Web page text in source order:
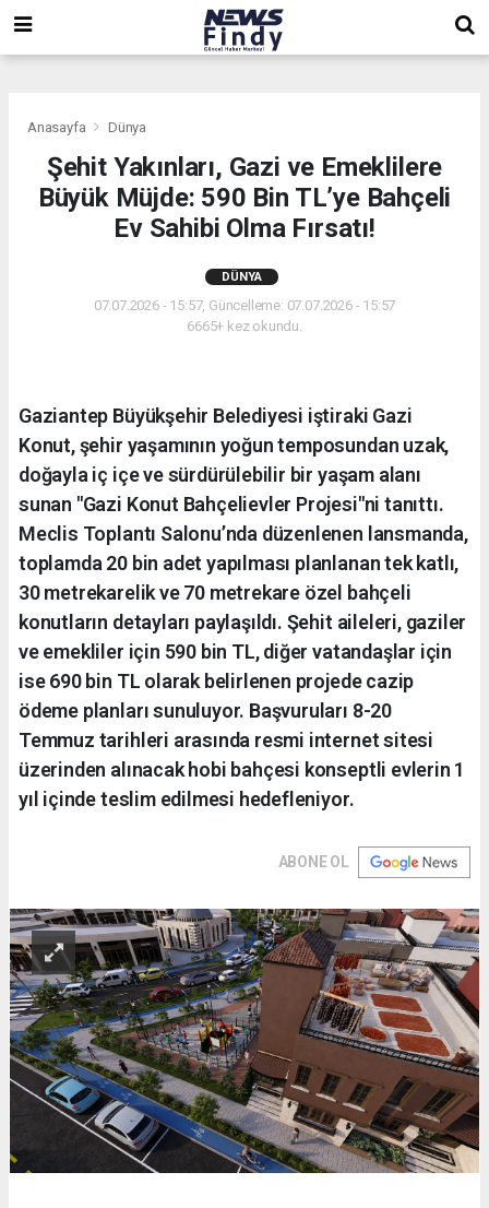
Anasayfa Dünya
Şehit Yakınları, Gazi ve Emeklilere
Büyük Müjde: 590 Bin TL’ye Bahçeli
Ev Sahibi Olma Fırsatı!
DÜNYA
07.07.2026 - 15:57, Güncelleme: 07.07.2026 - 15:57
6665+ kez okundu.
Gaziantep Büyükşehir Belediyesi iştiraki Gazi
Konut, şehir yaşamının yoğun temposundan uzak,
doğayla iç içe ve sürdürülebilir bir yaşam alanı
sunan "Gazi Konut Bahçelievler Projesi"ni tanıttı.
Meclis Toplantı Salonu’nda düzenlenen lansmanda,
toplamda 20 bin adet yapılması planlanan tek katlı,
30 metrekarelik ve 70 metrekare özel bahçeli
konutların detayları paylaşıldı. Şehit aileleri, gaziler
ve emekliler için 590 bin TL, diğer vatandaşlar için
ise 690 bin TL olarak belirlenen projede cazip
ödeme planları sunuluyor. Başvuruları 8-20
Temmuz tarihleri arasında resmi internet sitesi
üzerinden alınacak hobi bahçesi konseptli evlerin 1
yıl içinde teslim edilmesi hedefleniyor.
ABONE OL